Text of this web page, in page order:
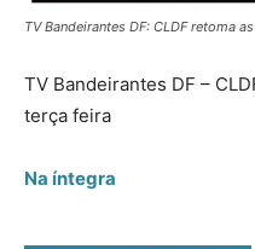
TV Bandeirantes DF: CLDF retoma
TV Bandeirantes DF –
terça feira
Na íntegra